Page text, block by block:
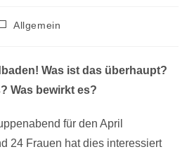
Allgemein
Was ist das überhaupt?
Was bewirkt es?
für den April
24 Frauen hat dies interessiert